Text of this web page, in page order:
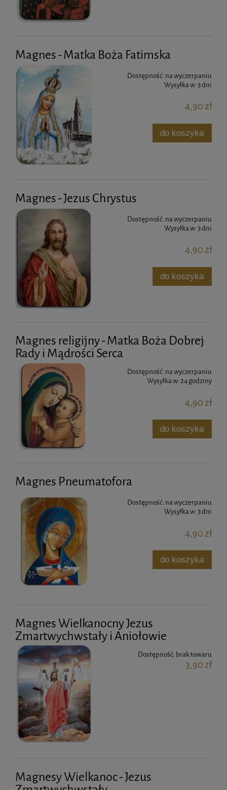
Magnes - Matka Boża Fatimska
Dostępność: na wyczerpaniu
Wysyłka w:3 dni
4,90 zł
do koszyka
Magnes - Jezus Chrystus
Dostępność: na wyczerpaniu
Wysyłka w:3 dni
4,90 zł
do koszyka
Magnes religijny - Matka Boża Dobrej
Rady i Mądrości Serca
Dostępność: na wyczerpaniu
Wysyłka w:24 godziny
4,90 zł
do koszyka
Magnes Pneumatofora
Dostępność: na wyczerpaniu
Wysyłka w:3 dni
4,90 zł
do koszyka
Magnes Wielkanocny Jezus
Zmartwychwstały i Aniołowie
Dostępność: brak towaru
3,90 zł
Magnesy Wielkanoc - Jezus